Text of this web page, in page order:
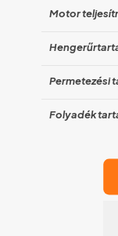
Motor
Permetezési
Folyadék